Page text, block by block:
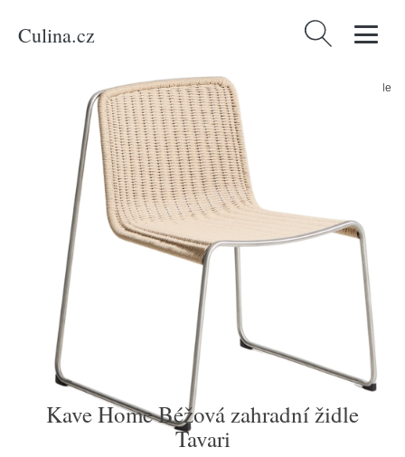
Culina.cz Vyhledávání
Produkty/Bydlení a doplňky/Kave Home Béžová zahradní židle
Kave Home Béžová zahradní židle
Tavari